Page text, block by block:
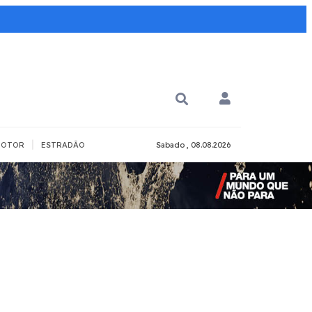
QUÊ? PCD
Todos
ESTRADÃO Sabado , 08.08.2026